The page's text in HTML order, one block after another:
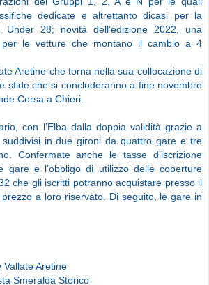
dedicate e altrettanto dicasi per la
Under 28; novità dell’edizione 2022, una
per le vetture che montano il cambio a 4
Aretine che torna nella sua collocazione di
sfide che si concluderanno a fine novembre
Corsa a Chieri.
con l’Elba dalla doppia validità grazie a
suddivisi in due gironi da quattro gare e tre
Confermate anche le tasse d’iscrizione
gare e l’obbligo di utilizzo delle coperture
che gli iscritti potranno acquistare presso il
a loro riservato. Di seguito, le gare in
Vallate Aretine
Smeralda Storico